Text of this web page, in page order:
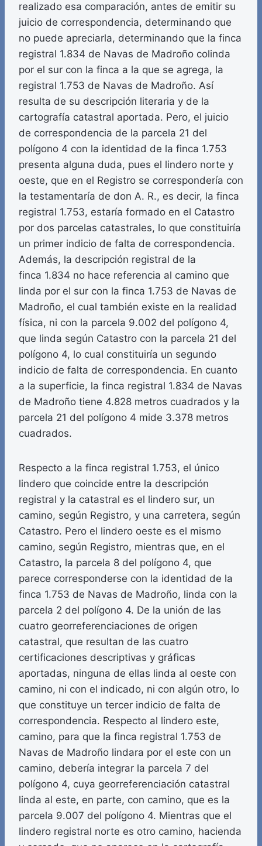
realizado esa comparación, antes de emitir su
juicio de correspondencia, determinando que
no puede apreciarla, determinando que la finca
registral 1.834 de Navas de Madroño colinda
por el sur con la finca a la que se agrega, la
registral 1.753 de Navas de Madroño. Así
resulta de su descripción literaria y de la
cartografía catastral aportada. Pero, el juicio
de correspondencia de la parcela 21 del
polígono 4 con la identidad de la finca 1.753
presenta alguna duda, pues el lindero norte y
oeste, que en el Registro se correspondería con
la testamentaría de don A. R., es decir, la finca
registral 1.753, estaría formado en el Catastro
por dos parcelas catastrales, lo que constituiría
un primer indicio de falta de correspondencia.
Además, la descripción registral de la
finca 1.834 no hace referencia al camino que
linda por el sur con la finca 1.753 de Navas de
Madroño, el cual también existe en la realidad
física, ni con la parcela 9.002 del polígono 4,
que linda según Catastro con la parcela 21 del
polígono 4, lo cual constituiría un segundo
indicio de falta de correspondencia. En cuanto
a la superficie, la finca registral 1.834 de Navas
de Madroño tiene 4.828 metros cuadrados y la
parcela 21 del polígono 4 mide 3.378 metros
cuadrados.
Respecto a la finca registral 1.753, el único
lindero que coincide entre la descripción
registral y la catastral es el lindero sur, un
camino, según Registro, y una carretera, según
Catastro. Pero el lindero oeste es el mismo
camino, según Registro, mientras que, en el
Catastro, la parcela 8 del polígono 4, que
parece corresponderse con la identidad de la
finca 1.753 de Navas de Madroño, linda con la
parcela 2 del polígono 4. De la unión de las
cuatro georreferenciaciones de origen
catastral, que resultan de las cuatro
certificaciones descriptivas y gráficas
aportadas, ninguna de ellas linda al oeste con
camino, ni con el indicado, ni con algún otro, lo
que constituye un tercer indicio de falta de
correspondencia. Respecto al lindero este,
camino, para que la finca registral 1.753 de
Navas de Madroño lindara por el este con un
camino, debería integrar la parcela 7 del
polígono 4, cuya georreferenciación catastral
linda al este, en parte, con camino, que es la
parcela 9.007 del polígono 4. Mientras que el
lindero registral norte es otro camino, hacienda